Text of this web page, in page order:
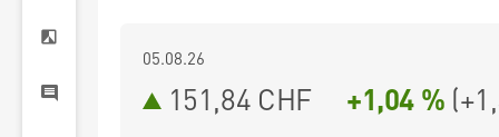
05.08.26
151,84 CHF +1,04 % (